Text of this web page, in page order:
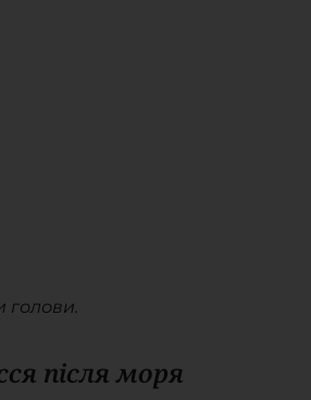
голови.
після моря